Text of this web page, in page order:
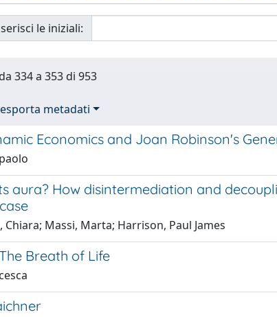
le iniziali:
334 a 353 di 953
esporta metadati
Economics and Joan Robinson's
aura? How disintermediation and
Chiara; Massi, Marta; Harrison, Paul James
Breath of Life